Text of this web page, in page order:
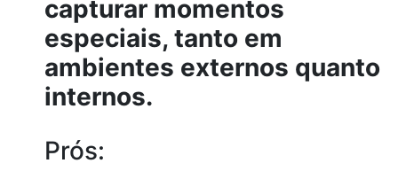
capturar momentos
especiais, tanto em
ambientes externos quanto
internos.
Prós: